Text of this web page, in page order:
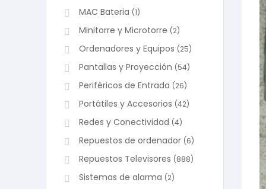
MAC Bateria (1)
Minitorre y Microtorre (2)
Ordenadores y Equipos (25)
Pantallas y Proyección (54)
Periféricos de Entrada (26)
Portátiles y Accesorios (42)
Redes y Conectividad (4)
Repuestos de ordenador (6)
Repuestos Televisores (888)
Sistemas de alarma (2)